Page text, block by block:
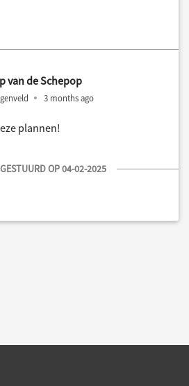
van de Schepop
3 months ago
plannen!
OP 04-02-2025